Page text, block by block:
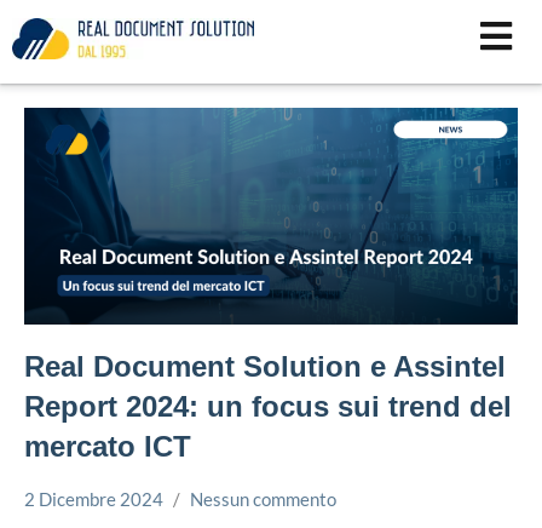
al
Real Document Solution e Assintel
Report 2024: un focus sui trend del
mercato ICT
2 Dicembre 2024
Simone
Nessun commento